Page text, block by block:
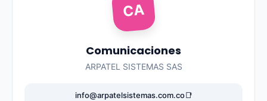
CA
Comunicaciones
ARPATEL SISTEMAS SAS
info@arpatelsistemas.com.co📑